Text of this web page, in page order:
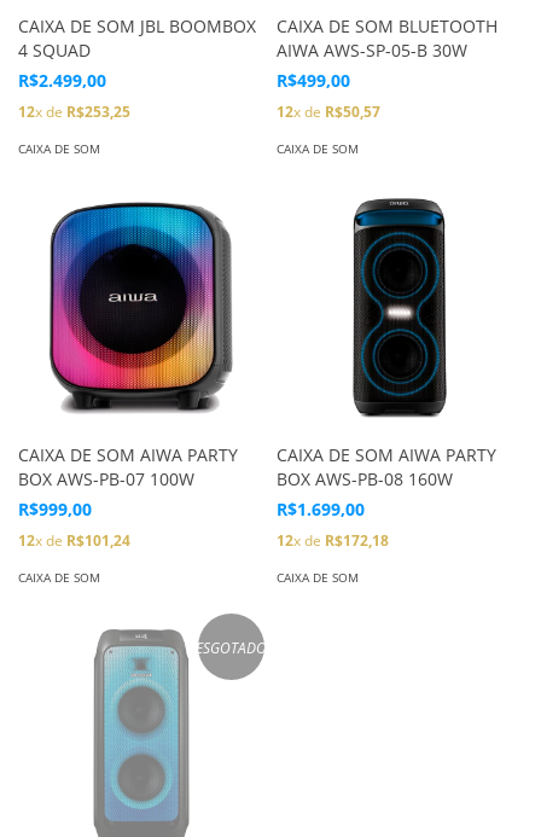
CAIXA DE SOM JBL BOOMBOX
4 SQUAD
R$2.499,00
12x de R$253,25
CAIXA DE SOM
CAIXA DE SOM BLUETOOTH
AIWA AWS-SP-05-B 30W
R$499,00
12x de R$50,57
CAIXA DE SOM
CAIXA DE SOM AIWA PARTY
BOX AWS-PB-07 100W
R$999,00
12x de R$101,24
CAIXA DE SOM
CAIXA DE SOM AIWA PARTY
BOX AWS-PB-08 160W
R$1.699,00
12x de R$172,18
CAIXA DE SOM
ESGOTADO